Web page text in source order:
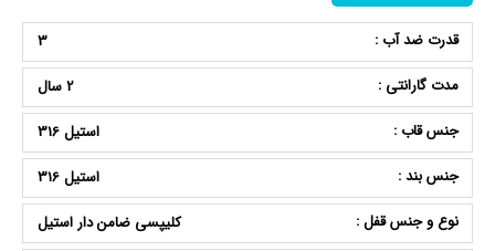
قدرت ضد آب :
3
مدت گارانتی :
2 سال
جنس قاب :
استیل 316
جنس بند :
استیل 316
نوع و جنس قفل :
کلیپسی ضامن دار استیل